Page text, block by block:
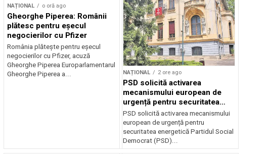
NAȚIONAL o oră ago
Gheorghe Piperea: Românii
plătesc pentru eșecul
negocierilor cu Pfizer
România plătește pentru eșecul
negocierilor cu Pfizer, acuză
Gheorghe Piperea Europarlamentarul
Gheorghe Piperea a...
NAȚIONAL 2 ore ago
PSD solicită activarea
mecanismului european de
urgență pentru securitatea
energetică a României
PSD solicită activarea mecanismului
european de urgență pentru
securitatea energetică Partidul Social
Democrat (PSD)...